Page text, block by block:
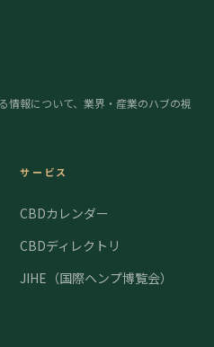
情報について、業界・産業のハブの視
サービス
CBDカレンダー
CBDディレクトリ
JIHE（国際ヘンプ博覧会）